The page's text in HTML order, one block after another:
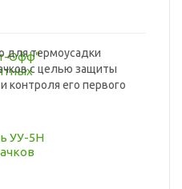
для термоусадки
с целью защиты
контроля его первого